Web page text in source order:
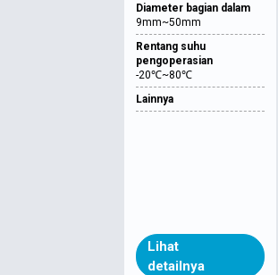
Diameter bagian dalam
9mm~50mm
Rentang suhu
pengoperasian
-20℃~80℃
Lainnya
Lihat
detailnya